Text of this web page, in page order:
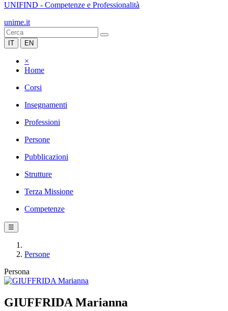
UNIFIND - Competenze e Professionalità
unime.it
IT EN
×
Home
Corsi
Insegnamenti
Professioni
Persone
Pubblicazioni
Strutture
Terza Missione
Competenze
☰
Persone
Persona
GIUFFRIDA Marianna